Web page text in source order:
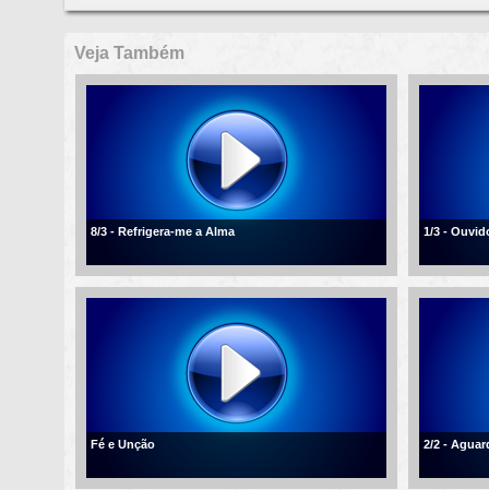
Veja Também
8/3 - Refrigera-me a Alma 1/3 -
Fé e Unção 2/2 -